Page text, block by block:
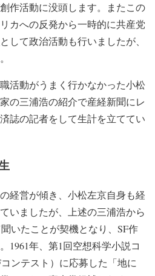
作活動に没頭します。またこの
カへの反発から一時的に共産党
して政治活動も行いましたが、
活動がうまく行かなかった小松
の三浦浩の紹介で産経新聞にレ
誌の記者をして生計を立ててい
経営が傾き、小松左京自身も経
いましたが、上述の三浦浩から
いたことが契機となり、SF作
1961年、第1回空想科学小説コ
ンテスト）に応募した「地に